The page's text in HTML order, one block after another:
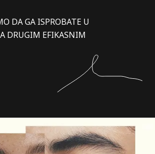
DA GA ISPROBATE U
DRUGIM EFIKASNIM